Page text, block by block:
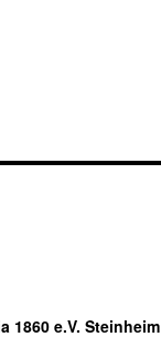
1860 e.V. Steinheim